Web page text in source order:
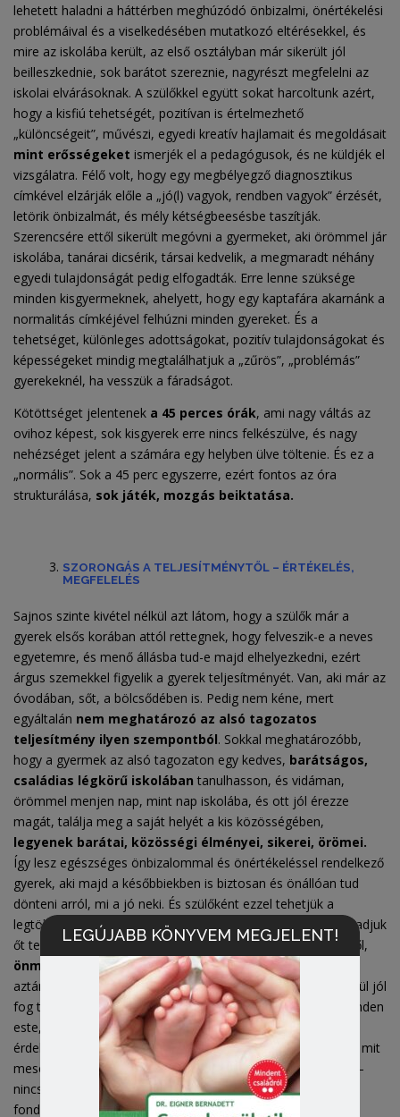
lehetett haladni a háttérben meghúzódó önbizalmi, önértékelési
problémáival és a viselkedésében mutatkozó eltérésekkel, és
mire az iskolába került, az első osztályban már sikerült jól
beilleszkednie, sok barátot szereznie, nagyrészt megfelelni az
iskolai elvárásoknak. A szülőkkel együtt sokat harcoltunk azért,
hogy a kisfiú tehetségét, pozitívan is értelmezhető
„különcségeit”, művészi, egyedi kreatív hajlamait és megoldásait
mint erősségeket ismerjék el a pedagógusok, és ne küldjék el
vizsgálatra. Félő volt, hogy egy megbélyegző diagnosztikus
címkével elzárják előle a „jó(l) vagyok, rendben vagyok” érzését,
letörik önbizalmát, és mély kétségbeesésbe taszítják.
Szerencsére ettől sikerült megóvni a gyermeket, aki örömmel jár
iskolába, tanárai dicsérik, társai kedvelik, a megmaradt néhány
egyedi tulajdonságát pedig elfogadták. Erre lenne szüksége
minden kisgyermeknek, ahelyett, hogy egy kaptafára akarnánk a
normalitás címkéjével felhúzni minden gyereket. És a
tehetséget, különleges adottságokat, pozitív tulajdonságokat és
képességeket mindig megtalálhatjuk a „zűrös”, „problémás”
gyerekeknél, ha vesszük a fáradságot.
Kötöttséget jelentenek a 45 perces órák, ami nagy váltás az
ovihoz képest, sok kisgyerek erre nincs felkészülve, és nagy
nehézséget jelent a számára egy helyben ülve töltenie. És ez a
„normális”. Sok a 45 perc egyszerre, ezért fontos az óra
strukturálása, sok játék, mozgás beiktatása.
SZORONGÁS A TELJESÍTMÉNYTŐL – ÉRTÉKELÉS,
MEGFELELÉS
Sajnos szinte kivétel nélkül azt látom, hogy a szülők már a
gyerek elsős korában attól rettegnek, hogy felveszik-e a neves
egyetemre, és menő állásba tud-e majd elhelyezkedni, ezért
árgus szemekkel figyelik a gyerek teljesítményét. Van, aki már az
óvodában, sőt, a bölcsődében is. Pedig nem kéne, mert
egyáltalán nem meghatározó az alsó tagozatos
teljesítmény ilyen szempontból. Sokkal meghatározóbb,
hogy a gyermek az alsó tagozaton egy kedves, barátságos,
családias légkörű iskolában tanulhasson, és vidáman,
örömmel menjen nap, mint nap iskolába, és ott jól érezze
magát, találja meg a saját helyét a kis közösségében,
legyenek barátai, közösségi élményei, sikerei, örömei.
Így lesz egészséges önbizalommal és önértékeléssel rendelkező
gyerek, aki majd a későbbiekben is biztosan és önállóan tud
dönteni arról, mi a jó neki. És szülőként ezzel tehetjük a
legtöbbet, hogy ebben támogatjuk őt, hiszünk benne, elfogadjuk
őt teljes mértékben, függetlenül a pillanatnyi teljesítményétől,
önmagáért, a létéért szeretjük és ismerjük el őt.
aztán szárnyakat kap, és mindenféle nyomás, erőltetés nélkül jól
fog tanulni, teljesíteni, magától. Szülőként ne azt nézzük minden
este, hogy milyen értékelést vagy jegyet hozott a gyerek,
érdeklődjünk inkább afelől, hogy érezte magát az iskolában, mit
mesélne el szívesen. Az első osztályban – nagyon helyesen –
nincs még
osztályzás,de sajnos a tanítók ezt mindenféle
fondorlatos módokon kijátsszák. És jön a piros pont, a zöld
LEGÚJABB KÖNYVEM MEGJELENT!